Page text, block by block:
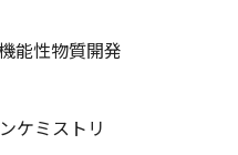
能性物質開発
ケミストリ